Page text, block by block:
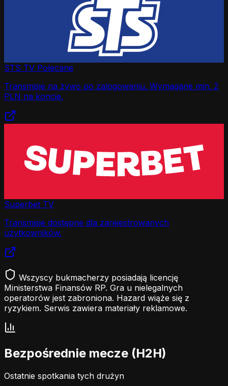
STS TV Polecane
Transmisje na żywo po zalogowaniu. Wymagane min. 2
PLN na koncie.
Superbet TV
Transmisje dostępne dla zarejestrowanych
użytkowników.
Wszyscy bukmacherzy posiadają licencję
Ministerstwa Finansów RP. Gra u nielegalnych
operatorów jest zabroniona. Hazard wiąże się z
ryzykiem. Serwis zawiera materiały reklamowe.
Bezpośrednie mecze (H2H)
Ostatnie spotkania tych drużyn